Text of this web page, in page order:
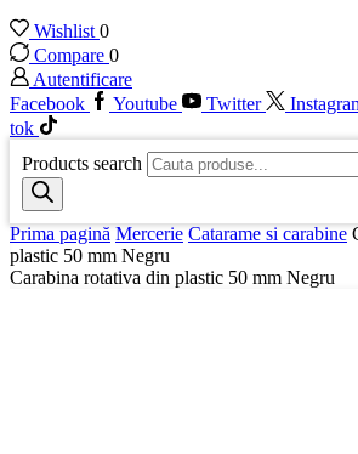
Wishlist 0
Compare 0
Autentificare
Facebook
Youtube Twitter
tok
Products search
Prima pagină Mercerie Catarame si carabine
plastic 50 mm Negru
Carabina rotativa din plastic 50 mm Negru